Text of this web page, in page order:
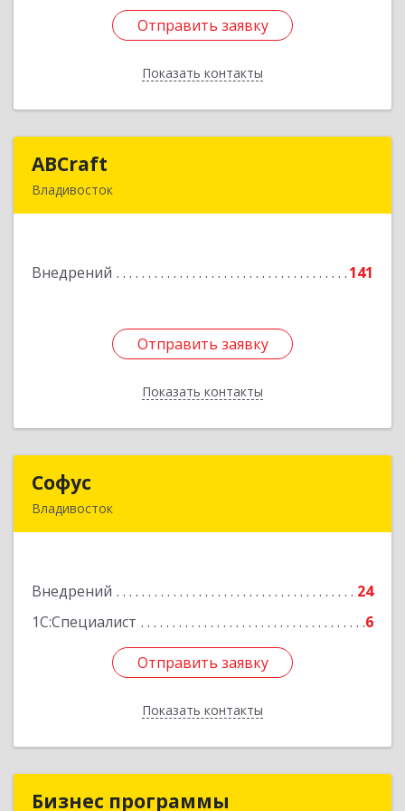
Отправить заявку
Показать контакты
Отправить заявку
Назад
ABCraft
Владивосток
Внедрений 141
Отправить заявку
Показать контакты
Подробнее
Отправить заявку
Назад
Софус
Владивосток
Внедрений
24
1С:Специалист
6
Отправить заявку
Показать контакты
Подробнее
Отправить заявку
Назад
Бизнес программыБизнес программы